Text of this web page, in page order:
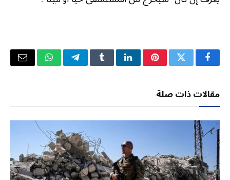
فيسبوكتويتر بينتيريستلينكدإنTumblrتيلقرامواتسابالبريد
مقالات ذات صلة